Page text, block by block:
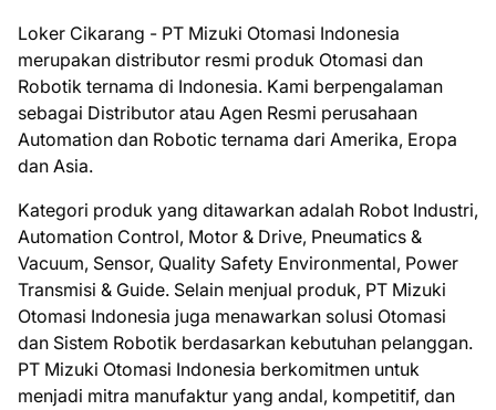
Loker Cikarang - PT Mizuki Otomasi Indonesia
merupakan distributor resmi produk Otomasi dan
Robotik ternama di Indonesia. Kami berpengalaman
sebagai Distributor atau Agen Resmi perusahaan
Automation dan Robotic ternama dari Amerika, Eropa
dan Asia.
Kategori produk yang ditawarkan adalah Robot Industri,
Automation Control, Motor & Drive, Pneumatics &
Vacuum, Sensor, Quality Safety Environmental, Power
Transmisi & Guide. Selain menjual produk, PT Mizuki
Otomasi Indonesia juga menawarkan solusi Otomasi
dan Sistem Robotik berdasarkan kebutuhan pelanggan.
PT Mizuki Otomasi Indonesia berkomitmen untuk
menjadi mitra manufaktur yang andal, kompetitif, dan